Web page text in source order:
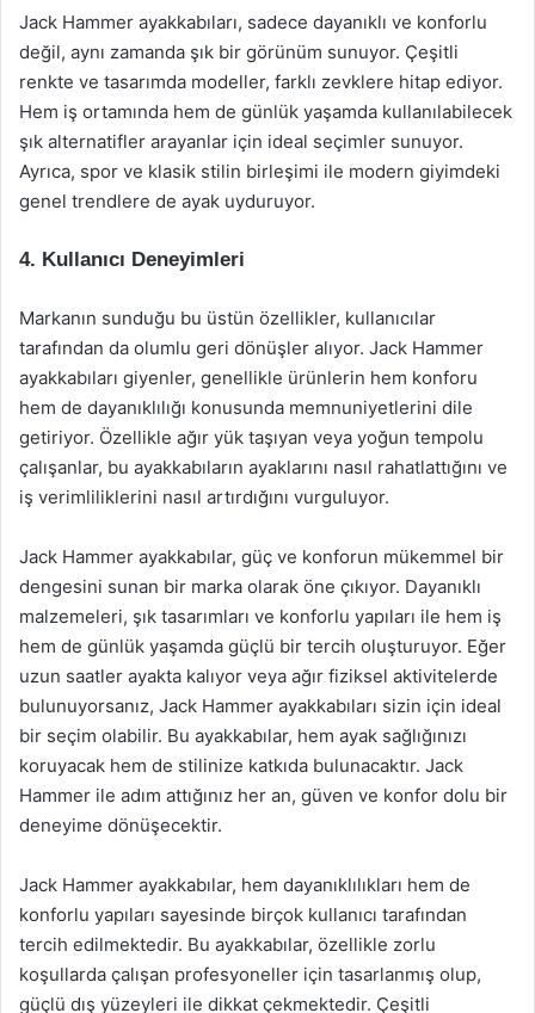
Jack Hammer ayakkabıları, sadece dayanıklı ve konforlu
değil, aynı zamanda şık bir görünüm sunuyor. Çeşitli
renkte ve tasarımda modeller, farklı zevklere hitap ediyor.
Hem iş ortamında hem de günlük yaşamda kullanılabilecek
şık alternatifler arayanlar için ideal seçimler sunuyor.
Ayrıca, spor ve klasik stilin birleşimi ile modern giyimdeki
genel trendlere de ayak uyduruyor.
4. Kullanıcı Deneyimleri
Markanın sunduğu bu üstün özellikler, kullanıcılar
tarafından da olumlu geri dönüşler alıyor. Jack Hammer
ayakkabıları giyenler, genellikle ürünlerin hem konforu
hem de dayanıklılığı konusunda memnuniyetlerini dile
getiriyor. Özellikle ağır yük taşıyan veya yoğun tempolu
çalışanlar, bu ayakkabıların ayaklarını nasıl rahatlattığını ve
iş verimliliklerini nasıl artırdığını vurguluyor.
Jack Hammer ayakkabılar, güç ve konforun mükemmel bir
dengesini sunan bir marka olarak öne çıkıyor. Dayanıklı
malzemeleri, şık tasarımları ve konforlu yapıları ile hem iş
hem de günlük yaşamda güçlü bir tercih oluşturuyor. Eğer
uzun saatler ayakta kalıyor veya ağır fiziksel aktivitelerde
bulunuyorsanız, Jack Hammer ayakkabıları sizin için ideal
bir seçim olabilir. Bu ayakkabılar, hem ayak sağlığınızı
koruyacak hem de stilinize katkıda bulunacaktır. Jack
Hammer ile adım attığınız her an, güven ve konfor dolu bir
deneyime dönüşecektir.
Jack Hammer ayakkabılar, hem dayanıklılıkları hem de
konforlu yapıları sayesinde birçok kullanıcı tarafından
tercih edilmektedir. Bu ayakkabılar, özellikle zorlu
koşullarda çalışan profesyoneller için tasarlanmış olup,
güçlü dış yüzeyleri ile dikkat çekmektedir. Çeşitli